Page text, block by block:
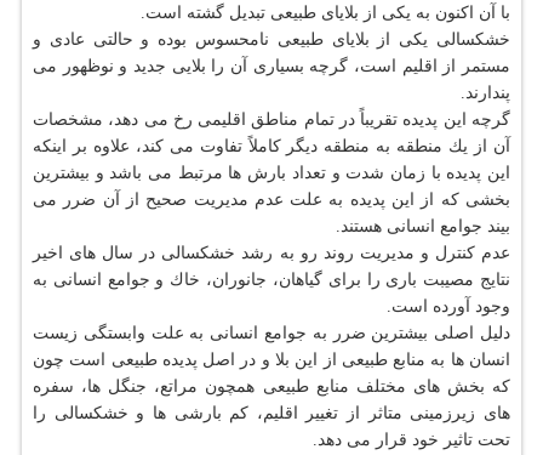
با آن اكنون به یكی از بلایای طبیعی تبدیل گشته است.
خشكسالی یكی از بلایای طبیعی نامحسوس بوده و حالتی عادی و
مستمر از اقلیم است، گرچه بسیاری آن را بلایی جدید و نوظهور می
پندارند.
گرچه این پدیده تقریباً در تمام مناطق اقلیمی رخ می دهد، مشخصات
آن از یك منطقه به منطقه دیگر كاملاً تفاوت می كند، علاوه بر اینكه
این پدیده با زمان شدت و تعداد بارش ها مرتبط می باشد و بیشترین
بخشی كه از این پدیده به علت عدم مدیریت صحیح از آن ضرر می
بیند جوامع انسانی هستند.
عدم كنترل و مدیریت روند رو به رشد خشكسالی در سال های اخیر
نتایج مصیبت باری را برای گیاهان، جانوران، خاك و جوامع انسانی به
وجود آورده است.
دلیل اصلی بیشترین ضرر به جوامع انسانی به علت وابستگی زیست
انسان ها به منابع طبیعی از این بلا و در اصل پدیده طبیعی است چون
كه بخش های مختلف منابع طبیعی همچون مراتع، جنگل ها، سفره
های زیرزمینی متاثر از تغییر اقلیم، كم بارشی ها و خشكسالی را
تحت تاثیر خود قرار می دهد.